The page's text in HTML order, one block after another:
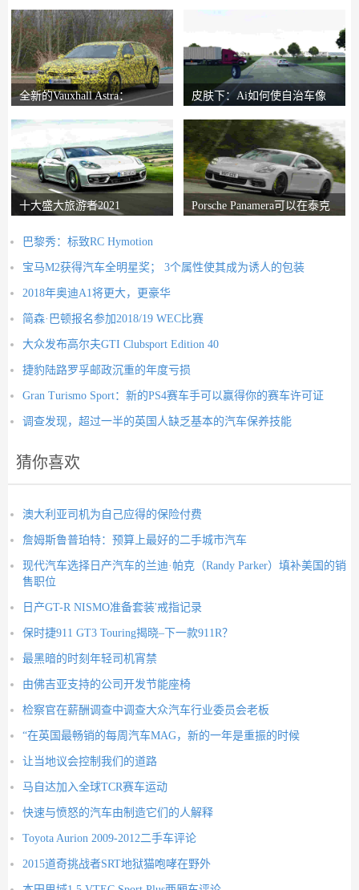
全新的Vauxhall Astra：
皮肤下：Ai如何使自治车像
十大盛大旅游者2021
Porsche Panamera可以在泰克
巴黎秀：标致RC Hymotion
宝马M2获得汽车全明星奖； 3个属性使其成为诱人的包装
2018年奥迪A1将更大，更豪华
简森·巴顿报名参加2018/19 WEC比赛
大众发布高尔夫GTI Clubsport Edition 40
捷豹陆路罗孚邮政沉重的年度亏损
Gran Turismo Sport：新的PS4赛车手可以赢得你的赛车许可证
调查发现，超过一半的英国人缺乏基本的汽车保养技能
猜你喜欢
澳大利亚司机为自己应得的保险付费
詹姆斯鲁普珀特：预算上最好的二手城市汽车
现代汽车选择日产汽车的兰迪·帕克（Randy Parker）填补美国的销
售职位
日产GT-R NISMO准备套装'戒指记录
保时捷911 GT3 Touring揭晓–下一款911R？
最黑暗的时刻年轻司机宵禁
由佛吉亚支持的公司开发节能座椅
检察官在薪酬调查中调查大众汽车行业委员会老板
“在英国最畅销的每周汽车MAG，新的一年是重振的时候
让当地议会控制我们的道路
马自达加入全球TCR赛车运动
快速与愤怒的汽车由制造它们的人解释
Toyota Aurion 2009-2012二手车评论
2015道奇挑战者SRT地狱猫咆哮在野外